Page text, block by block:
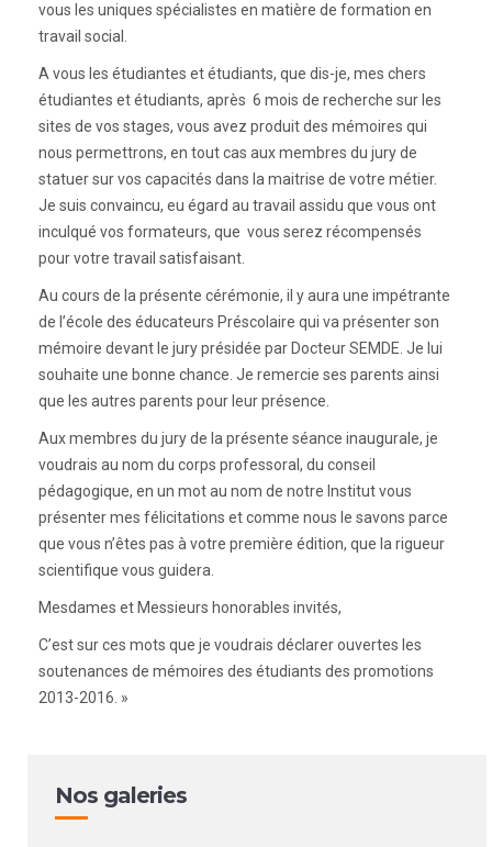
vous les uniques spécialistes en matière de formation en
travail social.
A vous les étudiantes et étudiants, que dis-je, mes chers
étudiantes et étudiants, après 6 mois de recherche sur les
sites de vos stages, vous avez produit des mémoires qui
nous permettrons, en tout cas aux membres du jury de
statuer sur vos capacités dans la maitrise de votre métier.
Je suis convaincu, eu égard au travail assidu que vous ont
inculqué vos formateurs, que vous serez récompensés
pour votre travail satisfaisant.
Au cours de la présente cérémonie, il y aura une impétrante
de l’école des éducateurs Préscolaire qui va présenter son
mémoire devant le jury présidée par Docteur SEMDE. Je lui
souhaite une bonne chance. Je remercie ses parents ainsi
que les autres parents pour leur présence.
Aux membres du jury de la présente séance inaugurale, je
voudrais au nom du corps professoral, du conseil
pédagogique, en un mot au nom de notre Institut vous
présenter mes félicitations et comme nous le savons parce
que vous n’êtes pas à votre première édition, que la rigueur
scientifique vous guidera.
Mesdames et Messieurs honorables invités,
C’est sur ces mots que je voudrais déclarer ouvertes les
soutenances de mémoires des étudiants des promotions
2013-2016. »
Nos galeries